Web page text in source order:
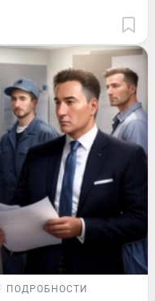
ПОДРОБНОСТИ